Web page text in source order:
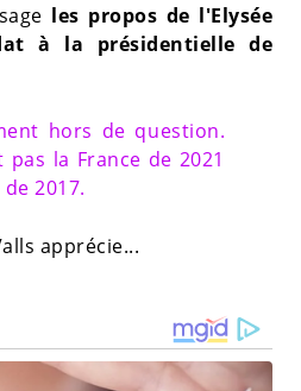
les propos de l'Elysée
à la présidentielle de
hors de question.
la France de 2021
2017.
apprécie...